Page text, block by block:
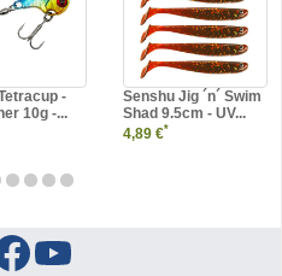
-
10g -...
Senshu Jig ´n´ Swim
Shad 9.5cm - UV...
4,89 €*